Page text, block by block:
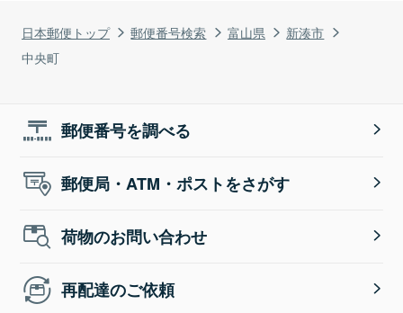
日本郵便トップ 郵便番号検索 富山県
新湊市
中央町
郵便番号を調べる
郵便局・ATM・ポストをさがす
荷物のお問い合わせ
再配達のご依頼